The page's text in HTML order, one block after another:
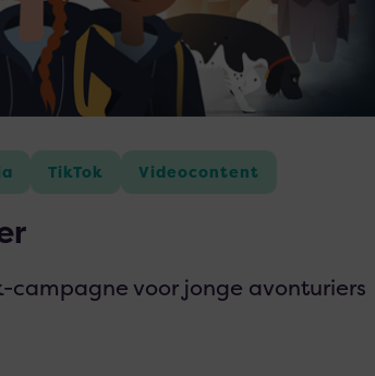
TikTok Videocontent
campagne voor jonge avonturiers